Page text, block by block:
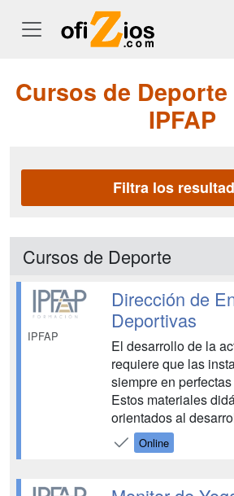
Cursos de
IPFAP
Filtra los
Cursos de Deporte
IPFAP
Dirección de
Deportivas
El desarrollo de la
requiere que las
siempre en
Estos materiales
orientados al
competencias
con el fin de
entidades
Online